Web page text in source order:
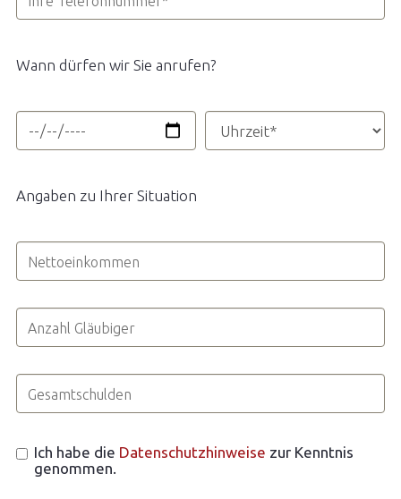
Wann dürfen wir Sie anrufen?
Angaben zu Ihrer Situation
Ich habe die Datenschutzhinweise zur Kenntnis
genommen.